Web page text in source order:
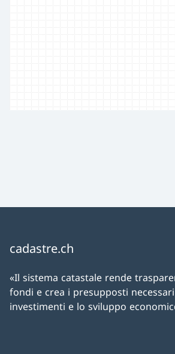
cadastre.ch
«Il sistema catastale rende
fondi e crea i presupposti
investimenti e lo sviluppo